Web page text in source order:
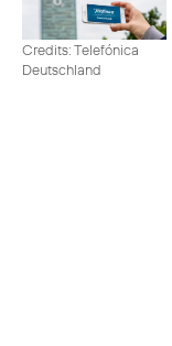
Credits: Telefónica
Deutschland